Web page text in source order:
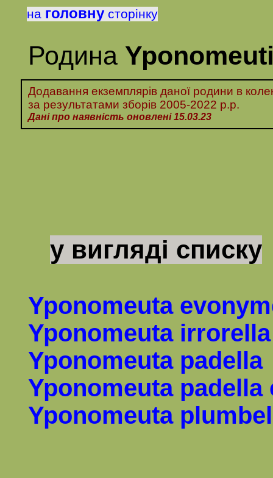
на головну сторінку
Родина
Додавання екземплярів даної родини в
за результатами зборів 2005-2022 р.р.
Дані про наявність оновлені 15.03.23
у вигляді списку
Yponomeuta
Yponomeuta irrorella
Yponomeuta padella
Yponomeuta padella
Yponomeuta